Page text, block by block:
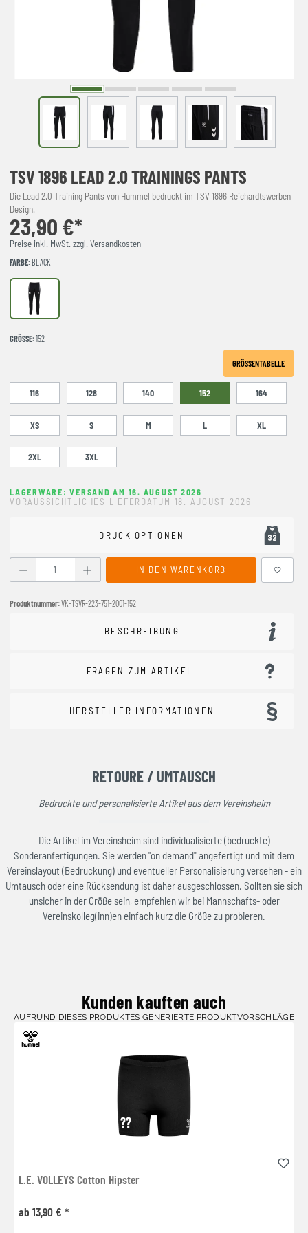
TSV 1896 LEAD 2.0 TRAININGS PANTS
Die Lead 2.0 Training Pants von Hummel bedruckt im TSV 1896 Reichardtswerben
Design.
23,90 €*
Preise inkl. MwSt. zzgl. Versandkosten
FARBE: BLACK
BLACK
GRÖSSE : 152
GRÖSSENTABELLE
116 128 140 152 164
XS S M L XL
2XL 3XL
LAGERWARE: VERSAND AM 16. AUGUST 2026
VORAUSSICHTLICHES LIEFERDATUM 18. AUGUST 2026
DRUCK OPTIONEN
Produkt Anzahl: Gib den gewünschten Wert ein oder
IN DEN WARENKORB
Produktnummer:VK-TSVR-223-751-2001-152
BESCHREIBUNG
FRAGEN ZUM ARTIKEL
HERSTELLER INFORMATIONEN
RETOURE / UMTAUSCH
Bedruckte und personalisierte Artikel aus dem Vereinsheim
Die Artikel im Vereinsheim sind individualisierte (bedruckte)
Sonderanfertigungen. Sie werden "on demand" angefertigt und mit dem
Vereinslayout (Bedruckung) und eventueller Personalisierung versehen - ein
Umtausch oder eine Rücksendung ist daher ausgeschlossen. Sollten sie sich
unsicher in der Größe sein, empfehlen wir bei Mannschafts- oder
Vereinskolleg(inn)en einfach kurz die Größe zu probieren.
Kunden kauften auch
AUFRUND DIESES PRODUKTES GENERIERTE PRODUKTVORSCHLÄGE
L.E. VOLLEYS Cotton Hipster
ab 13,90 € *